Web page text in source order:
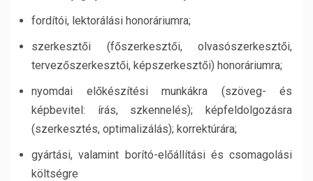
fordítói, lektorálási honoráriumra;
szerkesztői (főszerkesztői, olvasószerkesztői,
tervezőszerkesztői, képszerkesztői) honoráriumra;
nyomdai előkészítési munkákra (szöveg- és
képbevitel: írás, szkennelés); képfeldolgozásra
(szerkesztés, optimalizálás); korrektúrára;
gyártási, valamint borító-előállítási és csomagolási
költségre